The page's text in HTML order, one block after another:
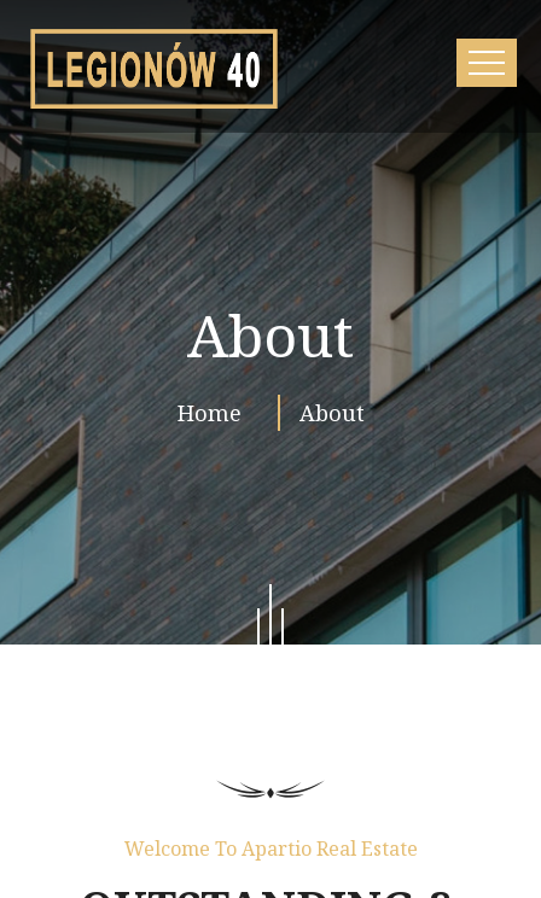
About
Home About
Welcome To Apartio Real Estate